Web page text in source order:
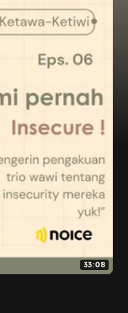
33:08